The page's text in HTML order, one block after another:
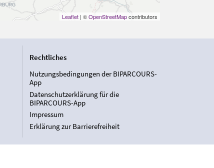
Leaflet| ©OpenStreetMapcontributors
Rechtliches
Nutzungsbedingungen der BIPARCOURS-
App
Datenschutzerklärung für die
BIPARCOURS-App
Impressum
Erklärung zur Barrierefreiheit